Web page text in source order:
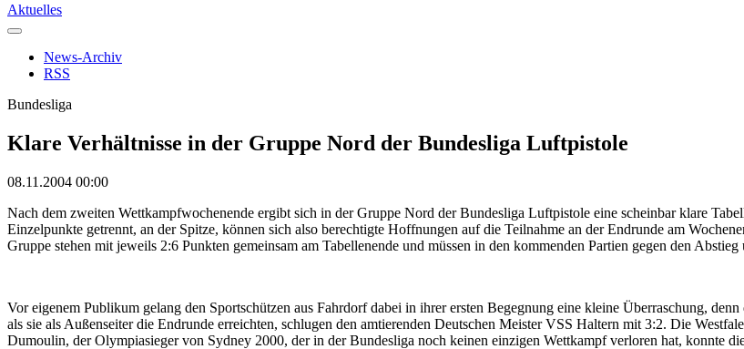
Aktuelles
News-Archiv
RSS
Bundesliga
Klare Verhältnisse in der Gruppe Nord der Bundesliga Luftpistole
08.11.2004 00:00
Nach dem zweiten Wettkampfwochenende ergibt sich in der Gruppe Nord der Bundesliga Luftpistole eine scheinbar klare
Einzelpunkte getrennt, an der Spitze, können sich also berechtigte Hoffnungen auf die Teilnahme an der Endrunde am
Gruppe stehen mit jeweils 2:6 Punkten gemeinsam am Tabellenende und müssen in den kommenden Partien gegen den
Vor eigenem Publikum gelang den Sportschützen aus Fahrdorf dabei in ihrer ersten Begegnung eine kleine Überraschung,
als sie als Außenseiter die Endrunde erreichten, schlugen den amtierenden Deutschen Meister VSS Haltern mit 3:2. Die
Dumoulin, der Olympiasieger von Sydney 2000, der in der Bundesliga noch keinen einzigen Wettkampf verloren hat, konnte